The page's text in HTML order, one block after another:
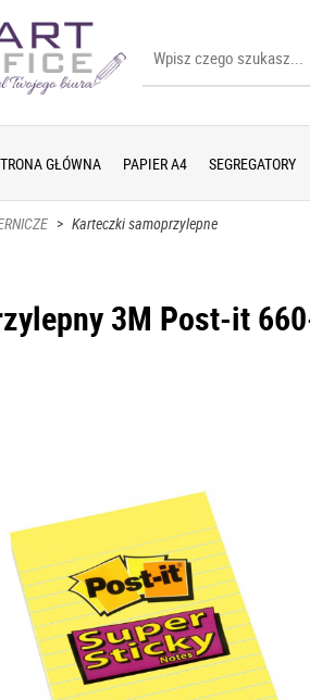
GŁÓWNA PAPIER A4 SEGREGATORY
> Karteczki samoprzylepne
3M Post-it